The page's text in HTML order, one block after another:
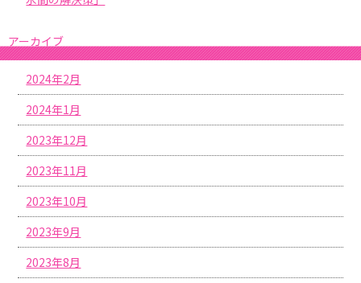
アーカイブ
2024年2月
2024年1月
2023年12月
2023年11月
2023年10月
2023年9月
2023年8月